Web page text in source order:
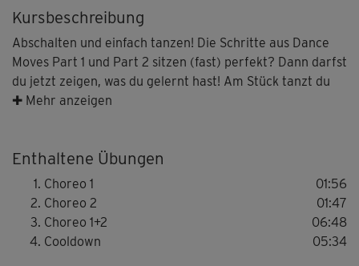
Kursbeschreibung
Abschalten und einfach tanzen! Die Schritte aus Dance
Moves Part 1 und Part 2 sitzen (fast) perfekt? Dann darfst
du jetzt zeigen, was du gelernt hast! Am Stück tanzt du
zusammen mit Michaela Süßbauer die beiden
✚ Mehr anzeigen
Enthaltene Übungen
Choreo 1
01:56
Choreo 2
01:47
Choreo 1+2
06:48
Cooldown
05:34